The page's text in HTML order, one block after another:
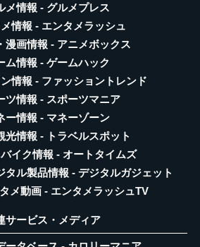
メ情報 - グルメプレス
情報 - エンタメラッシュ
漫画情報 - アニメボックス
ム情報 - ゲームハック
情報 - ファッショントレンド
ツ情報 - スポーツマニア
ー情報 - マネーゾーン
光情報 - トラベルスポット
イク情報 - オートタイムズ
タル製品情報 - デジタルガジェット
メ動画 - エンタメラッシュTV
サービス・メディア